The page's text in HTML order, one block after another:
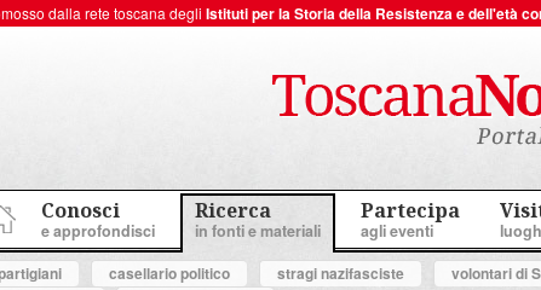
dalla rete toscana degli Istituti per la Storia della Resistenza e dell'età
Conosci
e approfondisci
Ricerca
in fonti e materiali
Partecipa
agli eventi
casellario politico stragi nazifasciste volontari di